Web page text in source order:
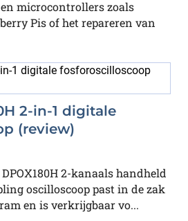
microcontrollers zoals
Pis of het repareren van
2-in-1 digitale
(review)
2-kanaals handheld
oscilloscoop past in de zak
en is verkrijgbaar vo...